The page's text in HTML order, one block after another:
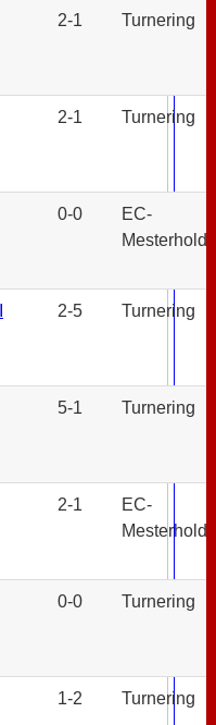
2-1 Turnering
2-1 Turnering
0-0
EC-
Mesterhold
2-5 Turnering
5-1 Turnering
2-1
EC-
Mesterhold
0-0 Turnering
1-2 Turnering